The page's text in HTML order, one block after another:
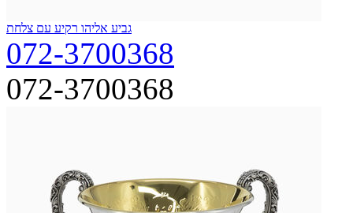
גביע אליהו רקיע עם צלחת
072-3700368
072-3700368